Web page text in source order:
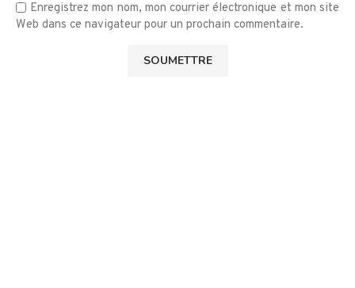
Enregistrez mon nom, mon courrier électronique et mon site
Web dans ce navigateur pour un prochain commentaire.